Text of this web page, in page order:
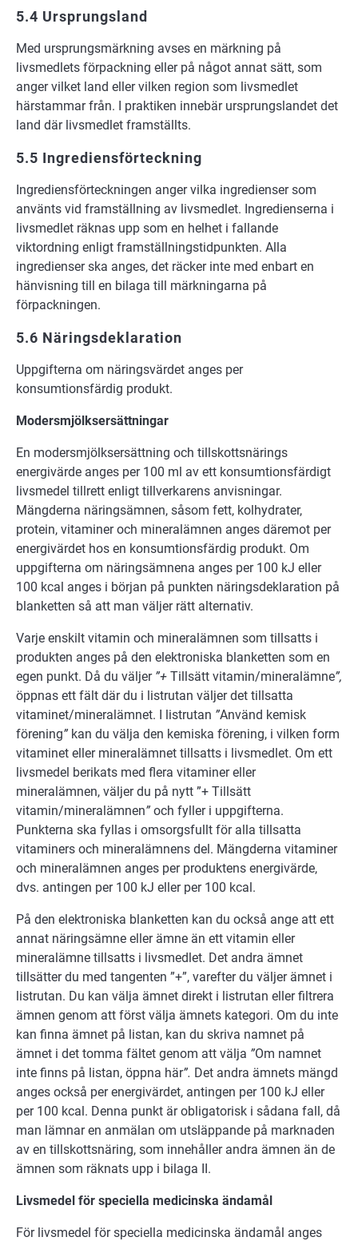
5.4 Ursprungsland
Med ursprungsmärkning avses en märkning på
livsmedlets förpackning eller på något annat sätt, som
anger vilket land eller vilken region som livsmedlet
härstammar från. I praktiken innebär ursprungslandet det
land där livsmedlet framställts.
5.5 Ingrediensförteckning
Ingrediensförteckningen anger vilka ingredienser som
använts vid framställning av livsmedlet. Ingredienserna i
livsmedlet räknas upp som en helhet i fallande
viktordning enligt framställningstidpunkten. Alla
ingredienser ska anges, det räcker inte med enbart en
hänvisning till en bilaga till märkningarna på
förpackningen.
5.6 Näringsdeklaration
Uppgifterna om näringsvärdet anges per
konsumtionsfärdig produkt.
Modersmjölksersättningar
En modersmjölksersättning och tillskottsnärings
energivärde anges per 100 ml av ett konsumtionsfärdigt
livsmedel tillrett enligt tillverkarens anvisningar.
Mängderna näringsämnen, såsom fett, kolhydrater,
protein, vitaminer och mineralämnen anges däremot per
energivärdet hos en konsumtionsfärdig produkt. Om
uppgifterna om näringsämnena anges per 100 kJ eller
100 kcal anges i början på punkten näringsdeklaration på
blanketten så att man väljer rätt alternativ.
Varje enskilt vitamin och mineralämnen som tillsatts i
produkten anges på den elektroniska blanketten som en
egen punkt. Då du väljer ”+ Tillsätt vitamin/mineralämne”,
öppnas ett fält där du i listrutan väljer det tillsatta
vitaminet/mineralämnet. I listrutan ”Använd kemisk
förening” kan du välja den kemiska förening, i vilken form
vitaminet eller mineralämnet tillsatts i livsmedlet. Om ett
livsmedel berikats med flera vitaminer eller
mineralämnen, väljer du på nytt ”+ Tillsätt
vitamin/mineralämnen” och fyller i uppgifterna.
Punkterna ska fyllas i omsorgsfullt för alla tillsatta
vitaminers och mineralämnens del. Mängderna vitaminer
och mineralämnen anges per produktens energivärde,
dvs. antingen per 100 kJ eller per 100 kcal.
På den elektroniska blanketten kan du också ange att ett
annat näringsämne eller ämne än ett vitamin eller
mineralämne tillsatts i livsmedlet. Det andra ämnet
tillsätter du med tangenten ”+”, varefter du väljer ämnet i
listrutan. Du kan välja ämnet direkt i listrutan eller filtrera
ämnen genom att först välja ämnets kategori. Om du inte
kan finna ämnet på listan, kan du skriva namnet på
ämnet i det tomma fältet genom att välja ”Om namnet
inte finns på listan, öppna här”. Det andra ämnets mängd
anges också per energivärdet, antingen per 100 kJ eller
per 100 kcal. Denna punkt är obligatorisk i sådana fall, då
man lämnar en anmälan om utsläppande på marknaden
av en tillskottsnäring, som innehåller andra ämnen än de
ämnen som räknats upp i bilaga II.
Livsmedel för speciella medicinska ändamål
För livsmedel för speciella medicinska ändamål anges